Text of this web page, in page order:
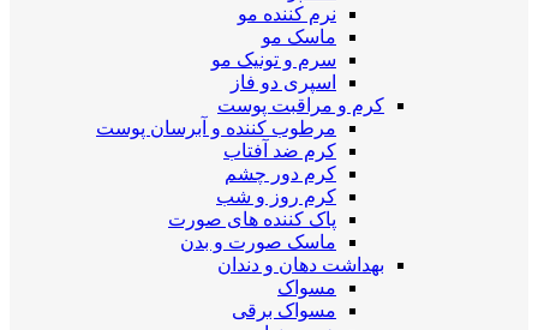
نرم کننده مو
ماسک مو
سرم و تونیک مو
اسپری دو فاز
کرم و مراقبت پوست
مرطوب کننده و آبرسان پوست
کرم ضد آفتاب
کرم دور چشم
کرم روز و شب
پاک کننده های صورت
ماسک صورت و بدن
بهداشت دهان و دندان
مسواک
مسواک برقی